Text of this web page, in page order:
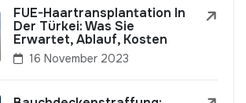
FUE-Haartransplantation In
Der Türkei: Was Sie
Erwartet, Ablauf, Kosten
16 November 2023